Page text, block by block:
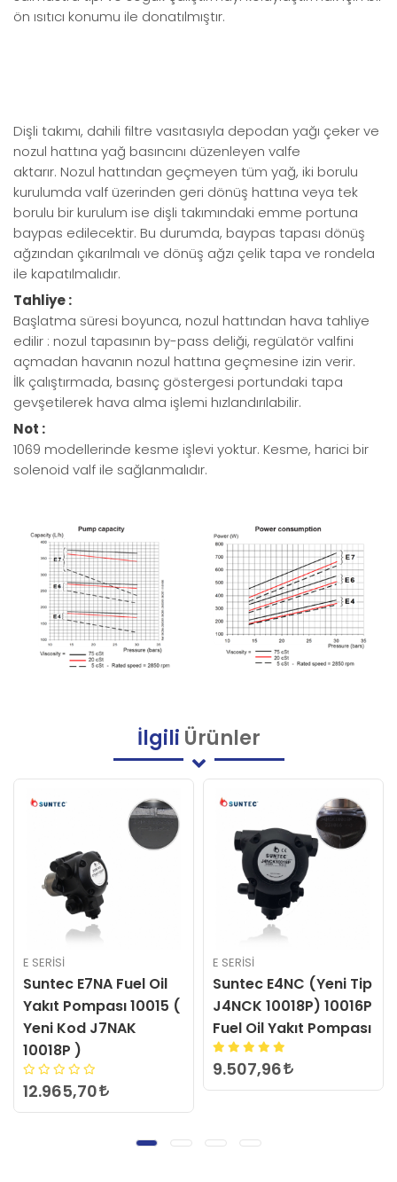
ön ısıtıcı konumu ile donatılmıştır.
Dişli takımı, dahili filtre vasıtasıyla depodan yağı çeker ve
nozul hattına yağ basıncını düzenleyen valfe
aktarır. Nozul hattından geçmeyen tüm yağ, iki borulu
kurulumda valf üzerinden geri dönüş hattına veya tek
borulu bir kurulum ise dişli takımındaki emme portuna
baypas edilecektir. Bu durumda, baypas tapası dönüş
ağzından çıkarılmalı ve dönüş ağzı çelik tapa ve rondela
ile kapatılmalıdır.
Tahliye :
Başlatma süresi boyunca, nozul hattından hava tahliye
edilir : nozul tapasının by-pass deliği, regülatör valfini
açmadan havanın nozul hattına geçmesine izin verir.
İlk çalıştırmada, basınç göstergesi portundaki tapa
gevşetilerek hava alma işlemi hızlandırılabilir.
Not :
1069 modellerinde kesme işlevi yoktur. Kesme, harici bir
solenoid valf ile sağlanmalıdır.
İlgili Ürünler
E SERİSİ
Suntec E7NA Fuel Oil
Yakıt Pompası 10015 (
Yeni Kod J7NAK
10018P )
12.965,70
E SERİSİ
Suntec E4NC (Yeni Tip
J4NCK 10018P) 10016P
Fuel Oil Yakıt Pompası
9.507,96